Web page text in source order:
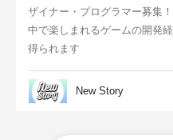
ザイナー・プログラマー募集
中で楽しまれるゲームの開発
得られます
New Story